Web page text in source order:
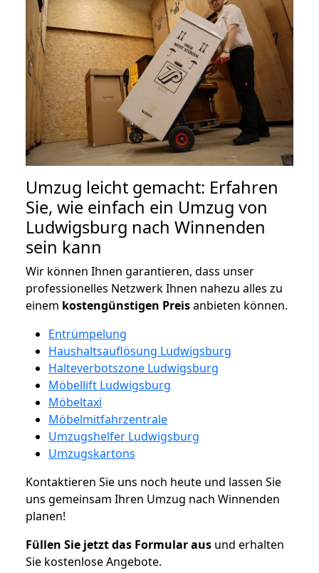
Umzug leicht gemacht: Erfahren
Sie, wie einfach ein Umzug von
Ludwigsburg nach Winnenden
sein kann
Wir können Ihnen garantieren, dass unser
professionelles Netzwerk Ihnen nahezu alles zu
einem kostengünstigen Preisanbieten können.
Entrümpelung
Haushaltsauflösung Ludwigsburg
Halteverbotszone Ludwigsburg
Möbellift Ludwigsburg
Möbeltaxi
Möbelmitfahrzentrale
Umzugshelfer Ludwigsburg
Umzugskartons
Kontaktieren Sie uns noch heute und lassen Sie
uns gemeinsam Ihren Umzug nach Winnenden
planen!
Füllen Sie jetzt das Formular aus und erhalten
Sie kostenlose Angebote.